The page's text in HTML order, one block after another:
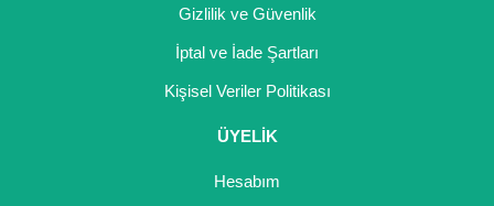
Gizlilik ve Güvenlik
İptal ve İade Şartları
Kişisel Veriler Politikası
ÜYELİK
Hesabım